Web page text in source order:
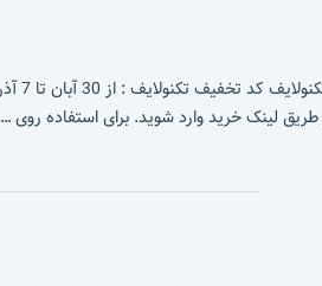
کد تخفیف تکنولایف : از 30 آبان تا 7 آذر هفته پرتخفیف تکنولایف را از دست نده!
لینک خرید وارد شوید. برای استفاده روی …